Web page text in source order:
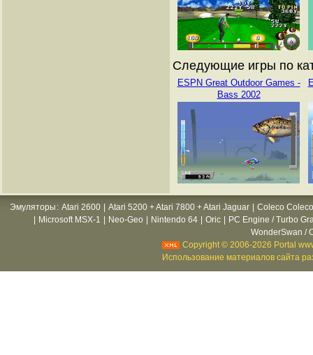
Следующие игры по
ESPN Great Outdoor Games -
Bass 2002
Эмуляторы : Atari 2600 Atari 5200 + Atari 7800 + Atari Jaguar
Coleco
Microsoft MSX-1 Neo-Geo Nintendo 64 Oric
PC Engine / Turbo
WonderSwan /
Copyright © 2006-2026 Portal
Использование материалов сайта